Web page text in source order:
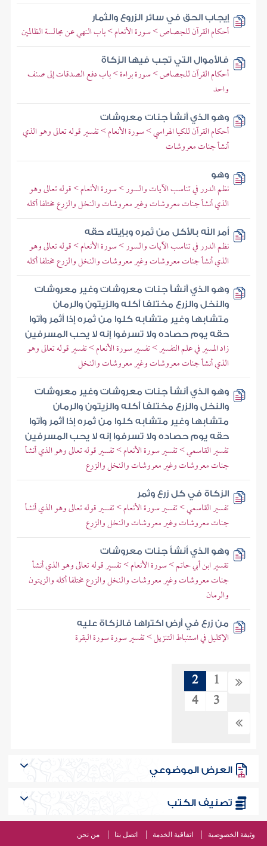
إيجاب الحق في سائر الزروع والثمار
أحكام القرآن للجصاص > سورة الأنعام > باب النهي عن مجالسة الظالمين
فالأموال التي تجب فيها الزكاة
أحكام القرآن للجصاص > سورة براءة > باب دفع الصدقات إلى صنف
واحد
وهو الذي أنشأ جنات معروشات
أحكام القرآن للكيا الهراسي > سورة الأنعام > تفسير قوله تعالى وهو الذي
أنشأ جنات معروشات
وهو
نظم الدرر في تناسب الآيات والسور > سورة الأنعام > قوله تعالى وهو
الذي أنشأ جنات معروشات وغير معروشات والنخل والزرع مختلفا أكله
أمر الله بالأكل من ثمره وبإيتاء حقه
نظم الدرر في تناسب الآيات والسور > سورة الأنعام > قوله تعالى وهو
الذي أنشأ جنات معروشات وغير معروشات والنخل والزرع مختلفا أكله
وهو الذي أنشأ جنات معروشات وغير معروشات
والنخل والزرع مختلفا أكله والزيتون والرمان
متشابها وغير متشابه كلوا من ثمره إذا أثمر وآتوا
حقه يوم حصاده ولا تسرفوا إنه لا يحب المسرفين
زاد المسير في علم التفسير > تفسير سورة الأنعام > تفسير قوله تعالى وهو
الذي أنشأ جنات معروشات وغير معروشات والنخل
وهو الذي أنشأ جنات معروشات وغير معروشات
والنخل والزرع مختلفا أكله والزيتون والرمان
متشابها وغير متشابه كلوا من ثمره إذا أثمر وآتوا
حقه يوم حصاده ولا تسرفوا إنه لا يحب المسرفين
تفسير القاسمي > تفسير سورة الأنعام > تفسير قوله تعالى وهو الذي أنشأ
جنات معروشات وغير معروشات والنخل والزرع
الزكاة في كل زرع وثمر
تفسير القاسمي > تفسير سورة الأنعام > تفسير قوله تعالى وهو الذي أنشأ
جنات معروشات وغير معروشات والنخل والزرع
وهو الذي أنشأ جنات معروشات
تقسير ابن أبي حاتم > سورة الأنعام > تفسير قوله تعالى وهو الذي أنشأ
جنات معروشات وغير معروشات والنخل والزرع مختلفا أكله والزيتون
والرمان
من زرع في أرض اكتراها فالزكاة عليه
الإكليل في استنباط التنزيل > تفسير سورة سورة البقرة
1
2
3
4
العرض الموضوعي
تصنيف الكتب
وثيقة الخصوصية اتفاقية الخدمة اتصل بنا من نحن